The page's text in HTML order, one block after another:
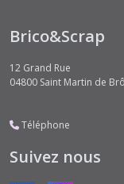
Brico&Scrap
12 Grand Rue
04800 Saint Martin de
Téléphone
Suivez nous